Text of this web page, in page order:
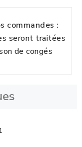
commandes :
seront traitées
de congés